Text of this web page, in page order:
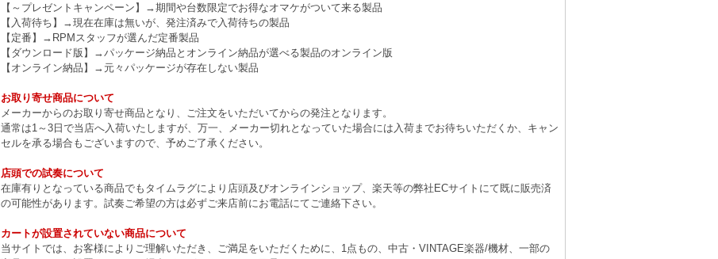
【～プレゼントキャンペーン】→期間や台数限定でお得なオマケがついて来る製品
【入荷待ち】→現在在庫は無いが、発注済みで入荷待ちの製品
【定番】→RPMスタッフが選んだ定番製品
【ダウンロード版】→パッケージ納品とオンライン納品が選べる製品のオンライン版
【オンライン納品】→元々パッケージが存在しない製品
お取り寄せ商品について
メーカーからのお取り寄せ商品となり、ご注文をいただいてからの発注となります。
通常は1～3日で当店へ入荷いたしますが、万一、メーカー切れとなっていた場合には入荷までお待ちいただくか、キャン
セルを承る場合もございますので、予めご了承ください。
店頭での試奏について
在庫有りとなっている商品でもタイムラグにより店頭及びオンラインショップ、楽天等の弊社ECサイトにて既に販売済
の可能性があります。試奏ご希望の方は必ずご来店前にお電話にてご連絡下さい。
カートが設置されていない商品について
当サイトでは、お客様によりご理解いただき、ご満足をいただくために、1点もの、中古・VINTAGE楽器/機材、一部の